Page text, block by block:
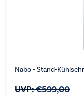
Nabo - Stand-
UVP:€599,00